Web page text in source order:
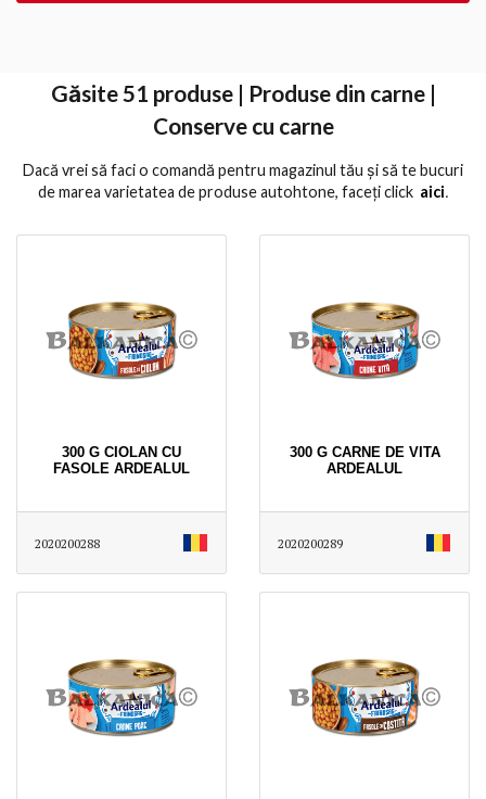
Găsite 51 produse | Produse din carne |
Conserve cu carne
Dacă vrei să faci o comandă pentru magazinul tău și să te bucuri
de marea varietatea de produse autohtone, faceți click aici․
300 G CIOLAN CU
FASOLE ARDEALUL
2020200288
300 G CARNE DE VITA
ARDEALUL
2020200289